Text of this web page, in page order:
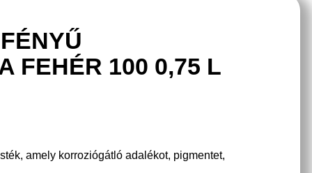
FEHÉR 100 0,75 L
amely korroziógátló adalékot, pigmentet,